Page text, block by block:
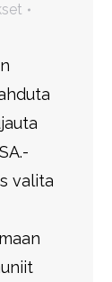
valita